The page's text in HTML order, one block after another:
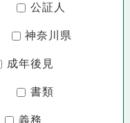
公証人
神奈川県
成年後見
書類
義務